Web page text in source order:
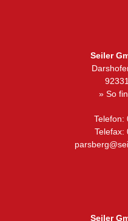
Seiler
» So
Telefon:
Telefax:
Seiler